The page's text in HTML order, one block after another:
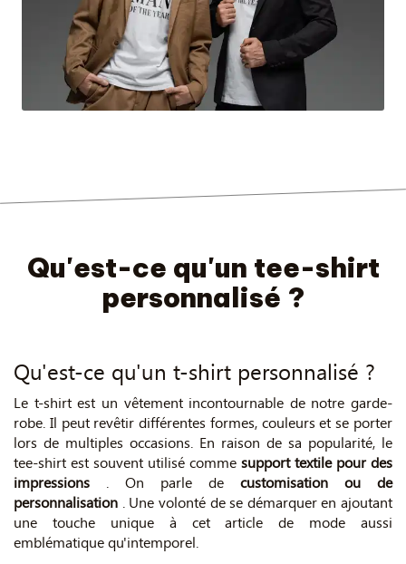
Qu'est-ce qu'un tee-shirt
personnalisé ?
Qu'est-ce qu'un t-shirt personnalisé ?
Le t-shirt est un vêtement incontournable de notre garde-
robe. Il peut revêtir différentes formes, couleurs et se porter
lors de multiples occasions. En raison de sa popularité, le
tee-shirt est souvent utilisé comme support textile pour des
impressions . On parle de customisation ou de
personnalisation . Une volonté de se démarquer en ajoutant
une touche unique à cet article de mode aussi
emblématique qu'intemporel.